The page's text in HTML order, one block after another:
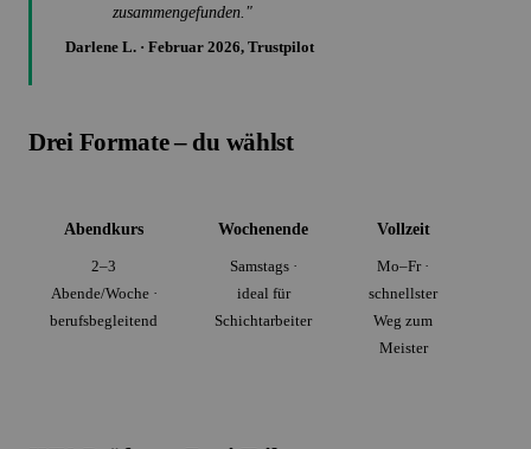
zusammengefunden."
Darlene L. · Februar 2026, Trustpilot
Drei Formate – du wählst
Abendkurs
2–3
Abende/Woche ·
berufsbegleitend
Wochenende
Samstags ·
ideal für
Schichtarbeiter
Vollzeit
Mo–Fr ·
schnellster
Weg zum
Meister